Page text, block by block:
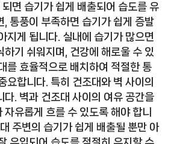
면 습기가 쉽게 배출되어 습도를 유
, 통풍이 부족하면 습기가 쉽게 증발
지게 됩니다. 실내에 습기가 많으면
하기 쉬워지며, 건강에 해로울 수 있
를 효율적으로 배치하여 적절한 통
요합니다. 특히 건조대와 벽 사이의
다. 벽과 건조대 사이의 여유 공간을
자유롭게 흐를 수 있도록 해야 합니
주변의 습기가 쉽게 배출될 뿐만 아